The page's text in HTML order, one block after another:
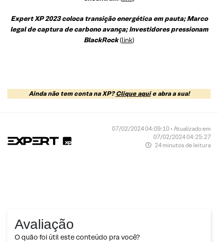
Expert XP 2023 coloca transição energética em pauta; Marco
legal de captura de carbono avança; Investidores pressionam
BlackRock(link)
Ainda não tem conta na XP?Clique aquie abra a sua!
07/02/2024 04:09:10 • Atualizado em
07/02/2024 04:25:27
24 minutos de leitura
Avaliação
O quão foi útil este conteúdo pra você?